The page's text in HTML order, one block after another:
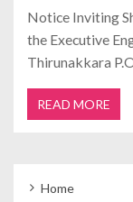
Notice Inviting
the Executive
Thirunakkara
READ MORE
Home